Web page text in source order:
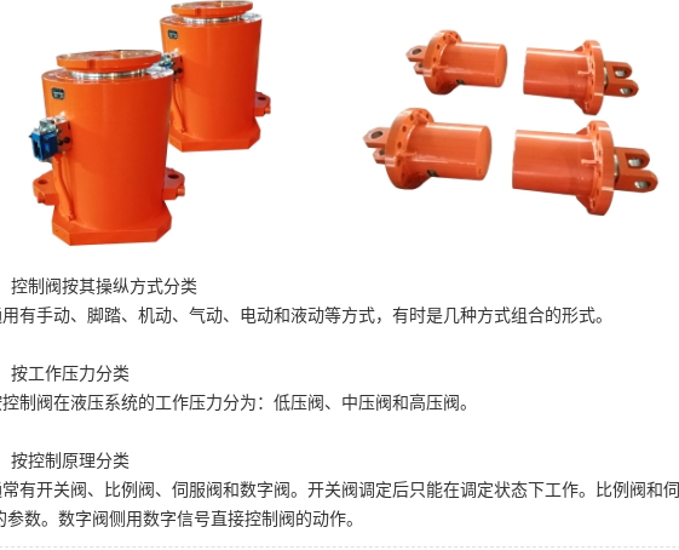
控制阀按其操纵方式分类
用有手动、脚踏、机动、气动、电动和液动等方式，有时是几种方式组合的形式。
按工作压力分类
制阀在液压系统的工作压力分为：低压阀、中压阀和高压阀 。
按控制原理分类
有开关阀、比例阀、伺服阀和数字阀。开关阀调定后只能在调定状态下工作。比例阀和
参数。数字阀侧用数字信号直接控制阀的动作。